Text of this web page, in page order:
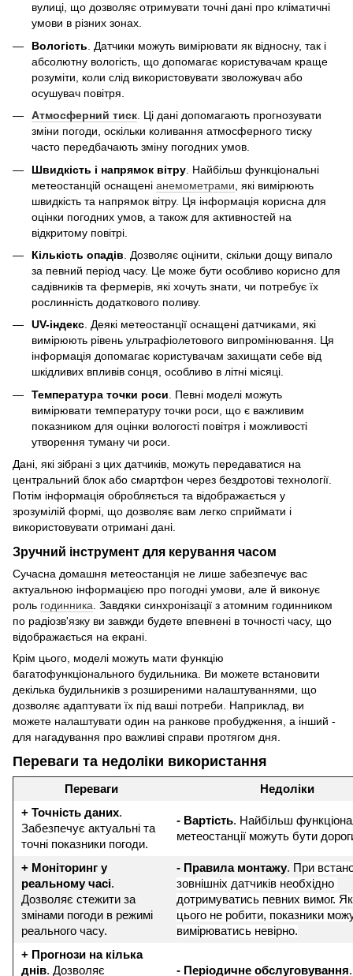
вулиці, що дозволяє отримувати точні дані про кліматичні
умови в різних зонах.
Вологість . Датчики можуть вимірювати як відносну, так і
абсолютну вологість, що допомагає користувачам краще
розуміти, коли слід використовувати зволожувач або
осушувач повітря.
Атмосферний тиск . Ці дані допомагають прогнозувати
зміни погоди, оскільки коливання атмосферного тиску
часто передбачають зміну погодних умов.
Швидкість і напрямок вітру . Найбільш функціональні
метеостанцій оснащені анемометрами , які вимірюють
швидкість та напрямок вітру. Ця інформація корисна для
оцінки погодних умов, а також для активностей на
відкритому повітрі.
Кількість опадів . Дозволяє оцінити, скільки дощу випало
за певний період часу. Це може бути особливо корисно для
садівників та фермерів, які хочуть знати, чи потребує їх
рослинність додаткового поливу.
UV-індекс. Деякі метеостанції оснащені датчиками, які
вимірюють рівень ультрафіолетового випромінювання. Ця
інформація допомагає користувачам захищати себе від
шкідливих впливів сонця, особливо в літні місяці.
Температура точки роси . Певні моделі можуть
вимірювати температуру точки роси, що є важливим
показником для оцінки вологості повітря і можливості
утворення туману чи роси.
Дані, які зібрані з цих датчиків, можуть передаватися на
центральний блок або смартфон через бездротові технології.
Потім інформація обробляється та відображається у
зрозумілій формі, що дозволяє вам легко сприймати і
використовувати отримані дані.
Зручний інструмент для керування часом
Сучасна домашня метеостанція не лише забезпечує вас
актуальною інформацією про погодні умови, але й виконує
роль годинника . Завдяки синхронізації з атомним годинником
по радіозв'язку ви завжди будете впевнені в точності часу, що
відображається на екрані.
Крім цього, моделі можуть мати функцію
багатофункціонального будильника. Ви можете встановити
декілька будильників з розширеними налаштуваннями, що
дозволяє адаптувати їх під ваші потреби. Наприклад, ви
можете налаштувати один на ранкове пробудження, а інший -
для нагадування про важливі справи протягом дня.
Переваги та недоліки використання
Переваги
Недоліки
+ Точність даних.
Забезпечує актуальні та
точні показники погоди.
- Вартість. Найбільш
метеостанції можуть бути
+ Моніторинг у
реальному часі.
Дозволяє стежити за
змінами погоди в режимі
реального часу.
- Правила монтажу. При
зовнішніх датчиків необхідно
дотримуватись певних вимог.
цього не робити, показники
вимірюватись невірно.
+ Прогнози на кілька
днів. Дозволяє - Періодичне обслуговування.